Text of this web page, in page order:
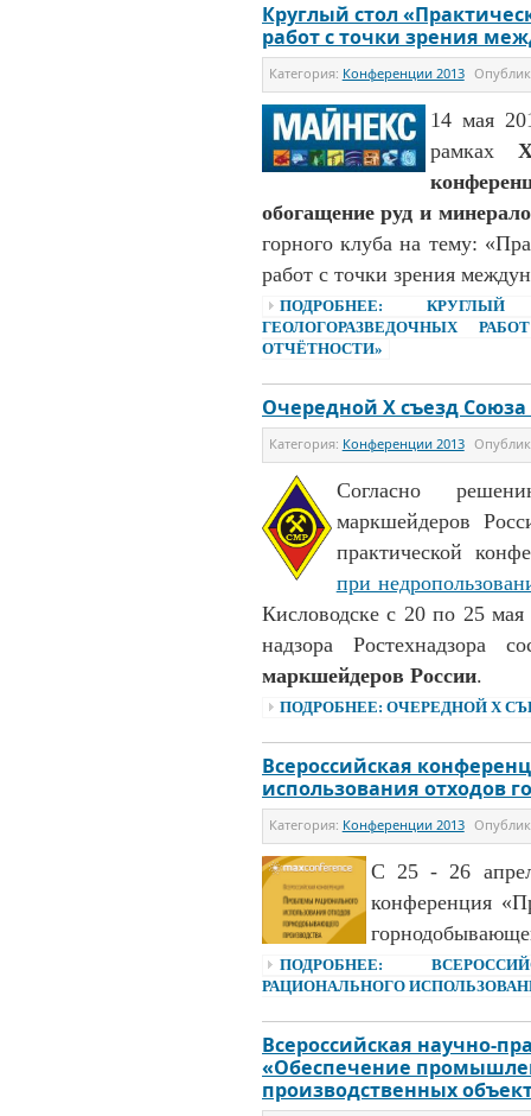
Круглый стол
работ с точки зрения
Категория: Конференции 2013
14 мая
рамках
обогащение руд и
горного клуба на тему:
работ с точки зрения
ПОДРОБНЕЕ:
ГЕОЛОГОРАЗВЕДОЧНЫХ
ОТЧЁТНОСТИ»
Очередной Х съезд
Категория: Конференции 2013
Согласно
маркшейдеров
практической
при
Кисловодске с 20 по 25
надзора Ростехнадзора
маркшейдеров России.
ПОДРОБНЕЕ: ОЧЕРЕДНОЙ Х
Всероссийская
использования отходов
Категория: Конференции 2013
С 25 - 26
конференция
ПОДРОБНЕЕ:
РАЦИОНАЛЬНОГО
Всероссийская научно-
«Обеспечение
производственных